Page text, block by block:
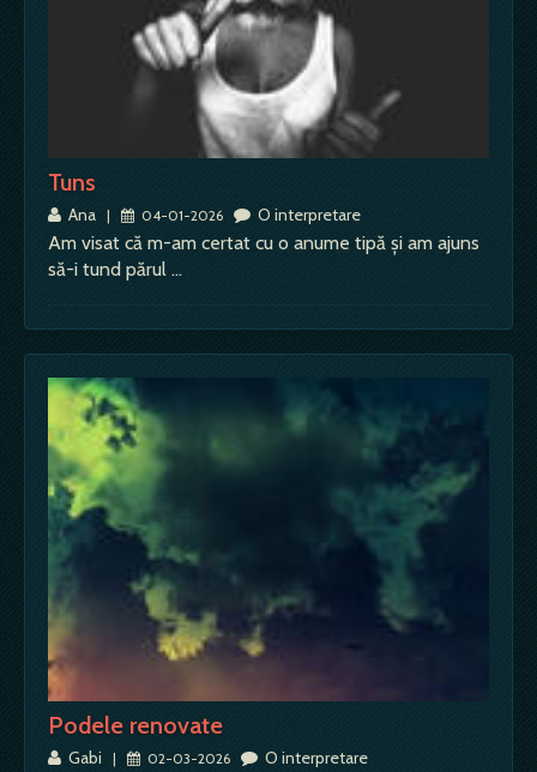
Tuns
Ana | 04-01-2026 O interpretare
Am visat că m-am certat cu o anume tipă și am ajuns
să-i tund părul …
Podele renovate
Gabi | 02-03-2026 O interpretare